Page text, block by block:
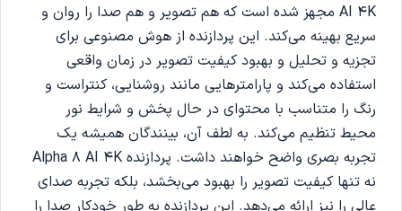
AI 4K مجهز شده است که هم تصویر و هم صدا را روان و
سریع بهینه می‌کند. این پردازنده از هوش مصنوعی برای
تجزیه و تحلیل و بهبود کیفیت تصویر در زمان واقعی
استفاده می‌کند و پارامترهایی مانند روشنایی، کنتراست و
رنگ را متناسب با محتوای در حال پخش و شرایط نور
محیط تنظیم می‌کند. به لطف آن، بینندگان همیشه یک
تجربه بصری واضح خواهند داشت. پردازنده Alpha 8 AI 4K
نه تنها کیفیت تصویر را بهبود می‌بخشد، بلکه تجربه صدای
عالی را نیز ارائه می‌دهد. این پردازنده به طور خودکار صدا را